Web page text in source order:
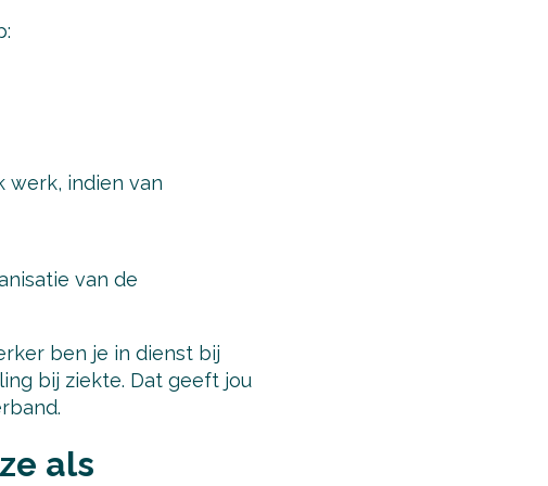
werk, indien van
van de
ben je in dienst bij
bij ziekte. Dat geeft jou
als